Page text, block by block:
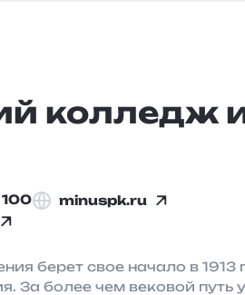
колледж
100
minuspk.ru
берет свое начало в 1913
За более чем вековой путь